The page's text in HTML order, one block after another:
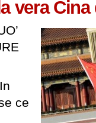
vera
ce